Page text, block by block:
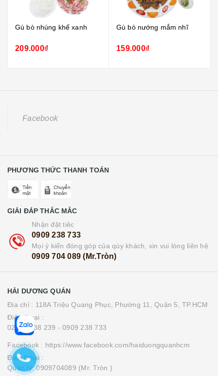
Gù bò nhúng khế xanh
209.000₫
Gù bò nướng mắm nhĩ
159.000₫
Facebook
PHƯƠNG THỨC THANH TOÁN
GIẢI ĐÁP THẮC MẮC
Nhận đặt tiêc
0909 238 733
Mọi ý kiến đóng góp của qúy khách, xin vui lòng liên hệ
0909 704 089 (Mr.Tròn)
HẢI DƯƠNG QUÁN
Địa chỉ : 118A Triệu Quang Phục, Phường 11, Quận 5, TP.HCM
Điện thoại :
0283 8538 239 - 0909 238 733
Facebook : https://www.facebook.com/haiduongquanhcm
Điện thoại :
Quản lý: 0909704089 (Mr. Tròn )